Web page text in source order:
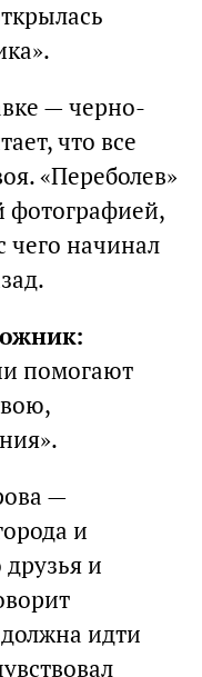
— черно-
что все
«Переболев»
фотографией,
чего начинал
помогают
—
и
и
идти